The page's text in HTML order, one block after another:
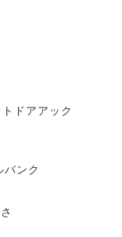
ドアアック
バンク